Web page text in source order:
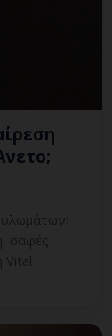
σαφές
Vital